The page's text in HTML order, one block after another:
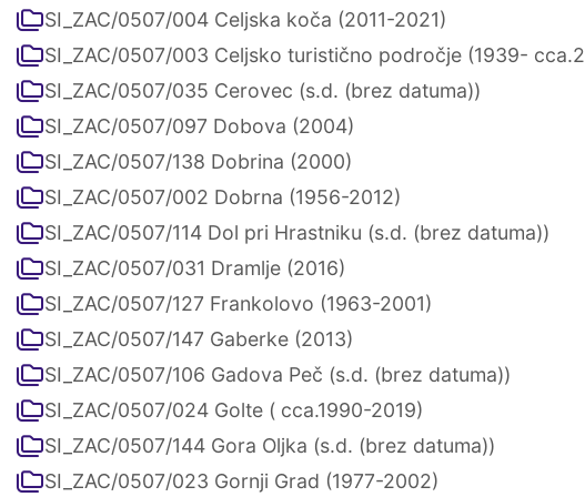
SI_ZAC/0507/004 Celjska koča (2011-2021)
SI_ZAC/0507/003 Celjsko turistično področje (1939-
SI_ZAC/0507/035 Cerovec (s.d. (brez datuma))
SI_ZAC/0507/097 Dobova (2004)
SI_ZAC/0507/138 Dobrina (2000)
SI_ZAC/0507/002 Dobrna (1956-2012)
SI_ZAC/0507/114 Dol pri Hrastniku (s.d. (brez datuma))
SI_ZAC/0507/031 Dramlje (2016)
SI_ZAC/0507/127 Frankolovo (1963-2001)
SI_ZAC/0507/147 Gaberke (2013)
SI_ZAC/0507/106 Gadova Peč (s.d. (brez datuma))
SI_ZAC/0507/024 Golte ( cca.1990-2019)
SI_ZAC/0507/144 Gora Oljka (s.d. (brez datuma))
SI_ZAC/0507/023 Gornji Grad (1977-2002)